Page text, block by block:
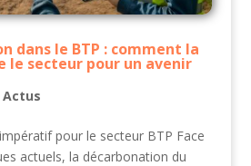
dans le BTP : comment la
le secteur pour un avenir
Actus
pour le secteur BTP Face
actuels, la décarbonation du